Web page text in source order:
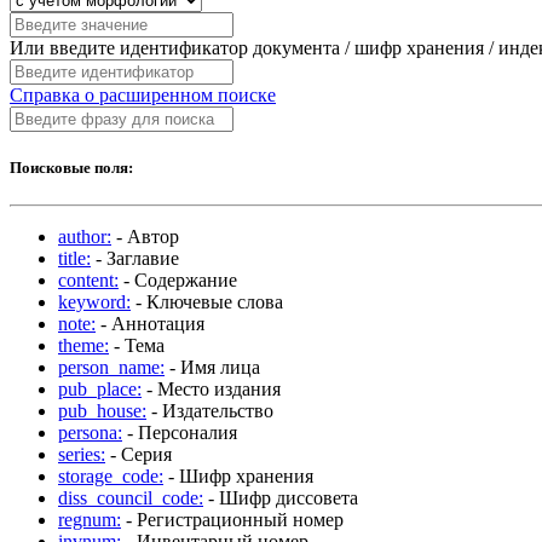
Или введите идентификатор документа / шифр хранения /
Справка о расширенном поиске
Поисковые поля:
author: - Автор
title: - Заглавие
content: - Содержание
keyword: - Ключевые слова
note: - Аннотация
theme: - Тема
person_name: - Имя лица
pub_place: - Место издания
pub_house: - Издательство
persona: - Персоналия
series: - Серия
storage_code: - Шифр хранения
diss_council_code: - Шифр диссовета
regnum: - Регистрационный номер